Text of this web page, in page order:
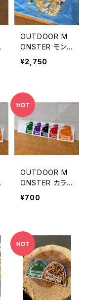
OUTDOOR M
ONSTER モン
スターズ9 タオ
¥2,750
OUTDOOR M
ONSTER カラ
ー転写ステッカ
¥700